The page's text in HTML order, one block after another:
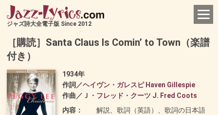
ジャズ詩大全電子版 Since 2012
［購読］Santa Claus Is Comin’ to Town（楽譜
付き）
1934年
作詞／ヘイヴン・ガレスピ Haven Gillespie
作曲／ Ｊ・フレッド・クーツ J. Fred Coots
内容：
解説、歌詞（英語）、歌詞の日本語